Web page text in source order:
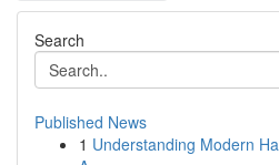
Search
Published News
1 Understanding Modern